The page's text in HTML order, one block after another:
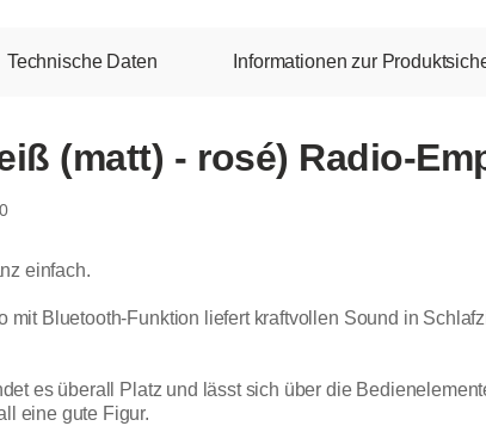
Technische Daten Informationen zur
(matt) - rosé) Radio-
einfach.
mit Bluetooth-Funktion liefert kraftvollen Sound in
es überall Platz und lässt sich über die
eine gute Figur.